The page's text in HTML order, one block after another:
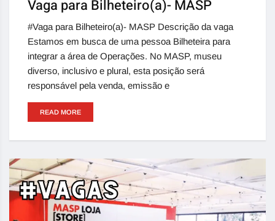
Vaga para Bilheteiro(a)- MASP
#Vaga para Bilheteiro(a)- MASP Descrição da vaga
Estamos em busca de uma pessoa Bilheteira para
integrar a área de Operações. No MASP, museu
diverso, inclusivo e plural, esta posição será
responsável pela venda, emissão e
READ MORE